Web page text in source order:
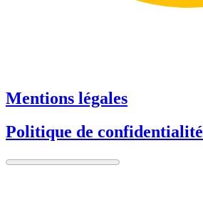
Mentions légales
Politique de confidentialité